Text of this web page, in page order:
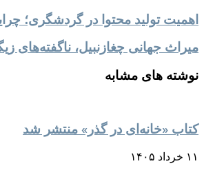
اهمیت تولید محتوا در گردشگری؛
میراث جهانی چغازنبیل، ناگفته‌های
نوشته های مشابه
کتاب «خانه‌ای در گذر» منتشر شد
۱۱ خرداد ۱۴۰۵